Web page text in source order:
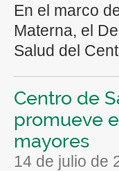
En el marco
Materna, el
Salud del
Centro de
promueve
mayores
14 de julio de